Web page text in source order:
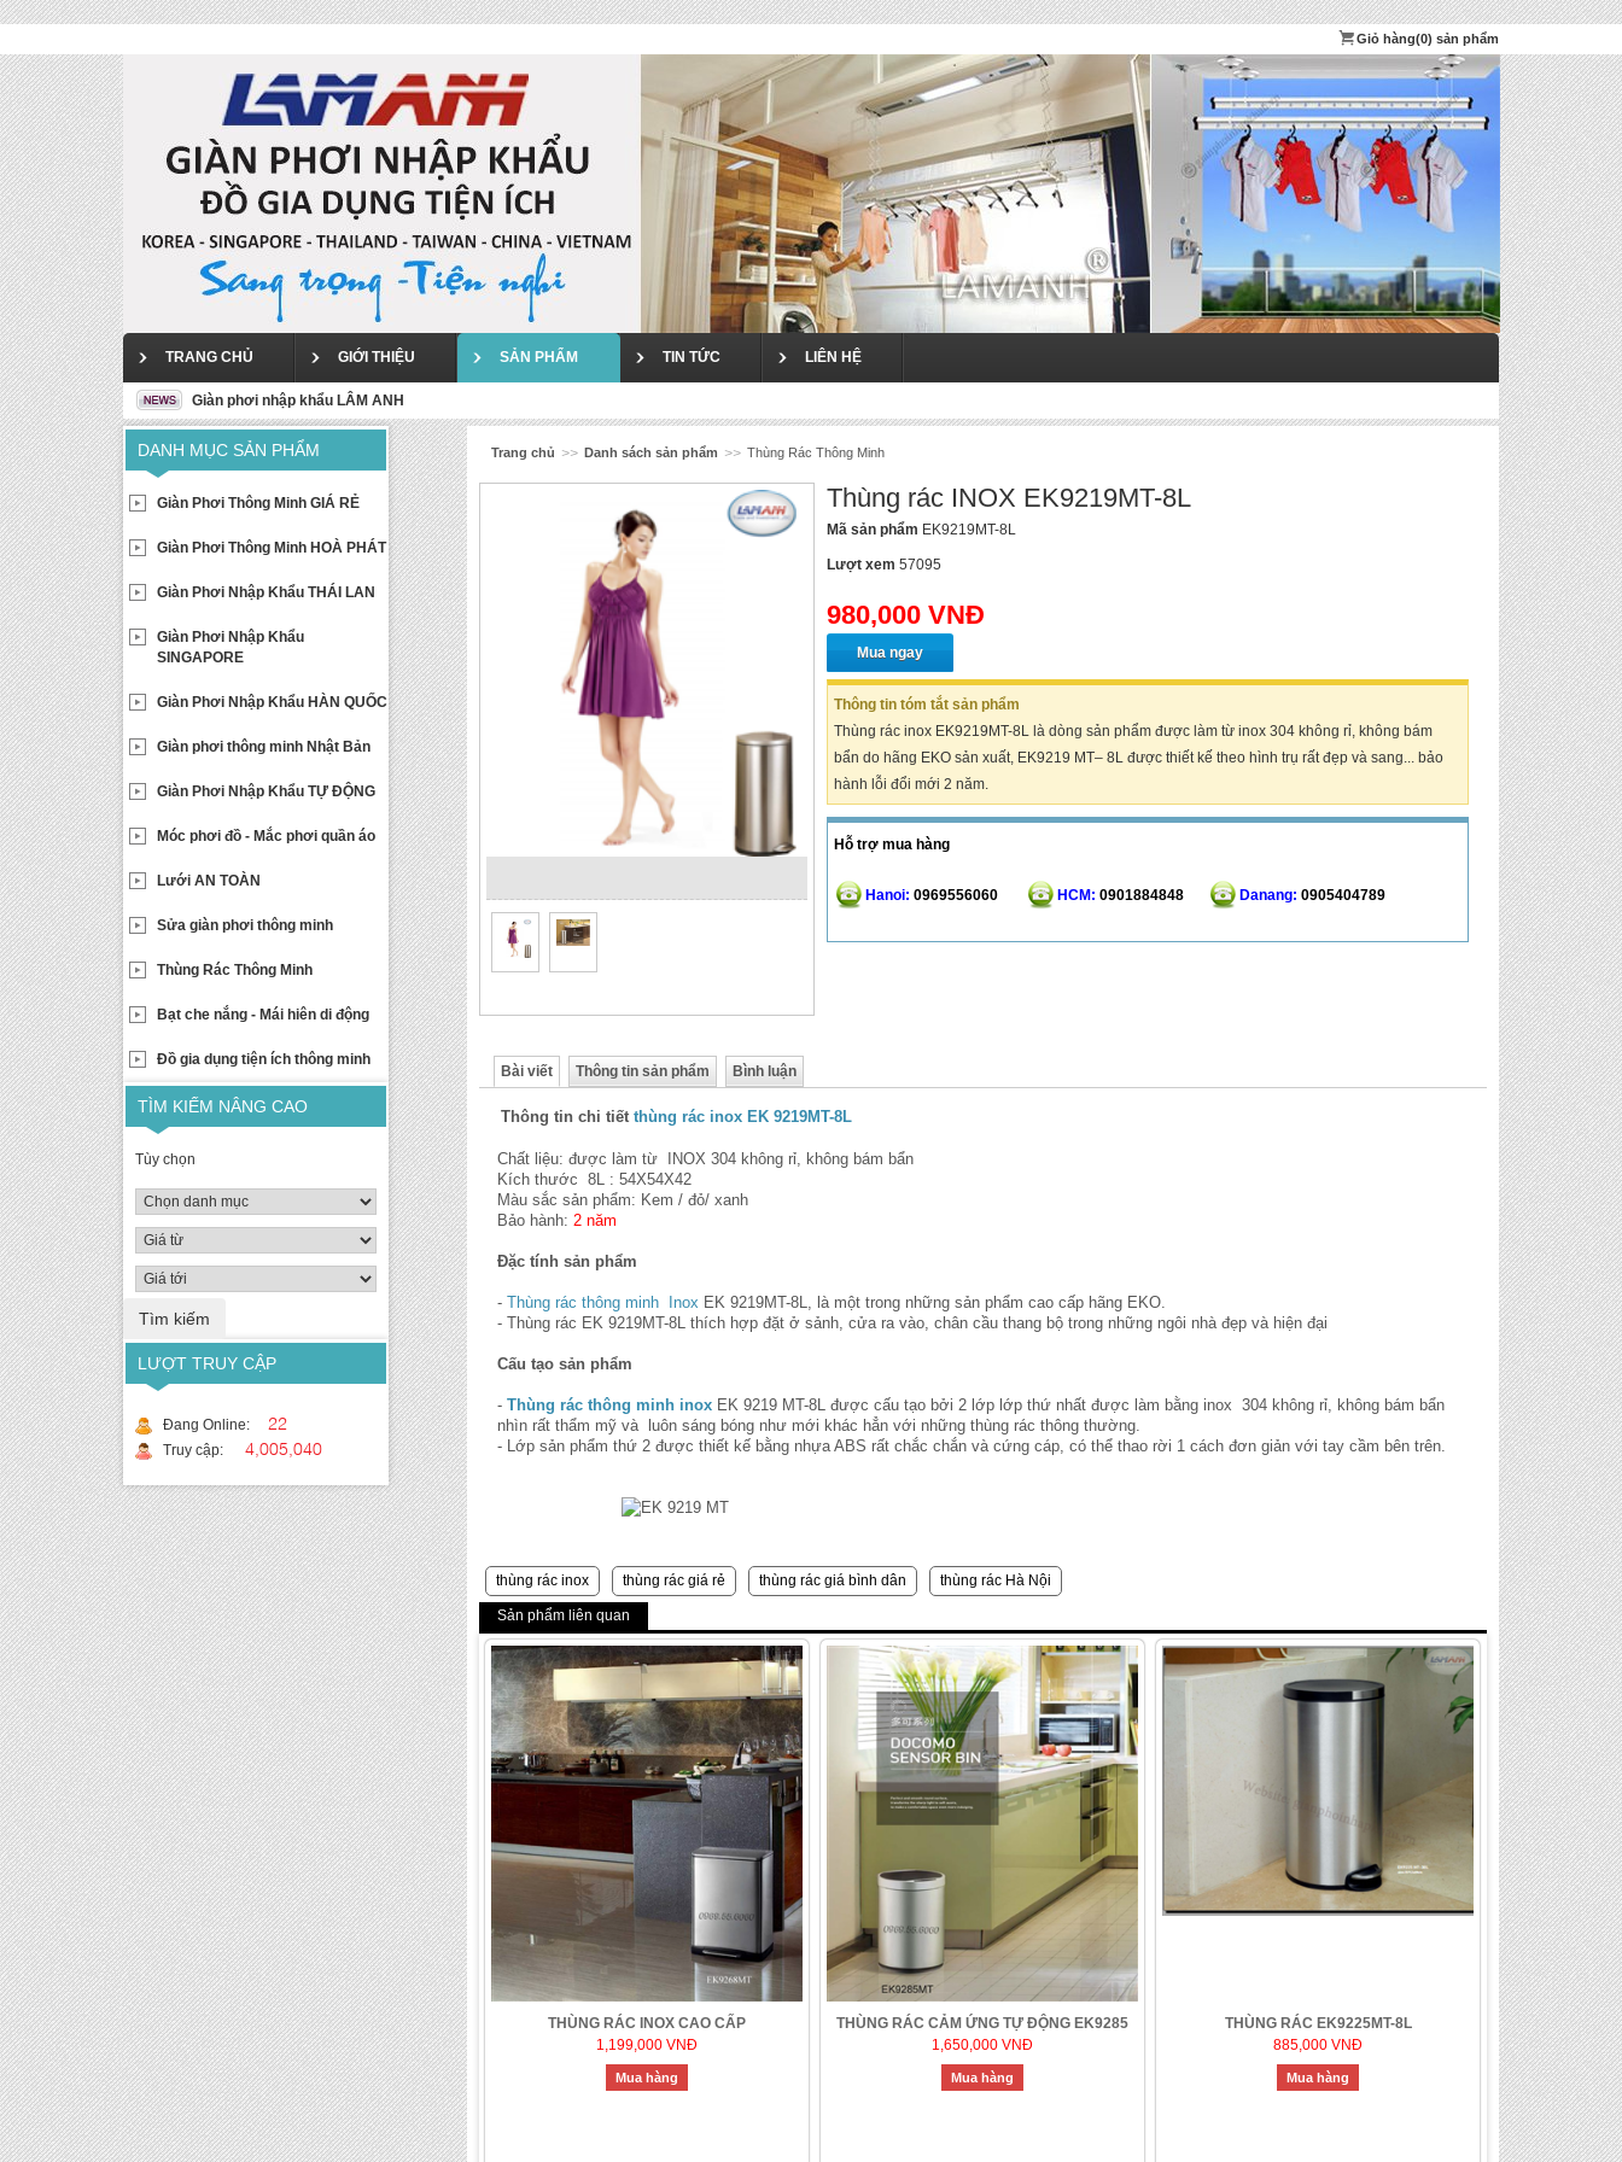
Giỏ hàng(0) sản phẩm
TRANG CHỦ
GIỚI THIỆU SẢN PHẨM TIN TỨC LIÊN HỆ
Giàn phơi nhập khẩu LÂM ANH
DANH MỤC SẢN PHẨM
Giàn Phơi Thông Minh GIÁ RẺ
Giàn Phơi Thông Minh HOÀ PHÁT
Giàn Phơi Nhập Khẩu THÁI LAN
Giàn Phơi Nhập Khẩu
SINGAPORE
Giàn Phơi Nhập Khẩu HÀN QUỐC
Giàn phơi thông minh Nhật Bản
Giàn Phơi Nhập Khẩu TỰ ĐỘNG
Móc phơi đồ - Mắc phơi quần áo
Lưới AN TOÀN
Sửa giàn phơi thông minh
Thùng Rác Thông Minh
Bạt che nắng - Mái hiên di động
Đồ gia dụng tiện ích thông minh
TÌM KIẾM NÂNG CAO
Tùy chọn
LƯỢT TRUY CẬP
Đang Online: 22
Truy cập: 4,005,040
Trang chủ >> Danh sách sản phẩm >> Thùng Rác Thông Minh
Thùng rác INOX EK9219MT-8L
Mã sản phẩm EK9219MT-8L
Lượt xem57095
980,000 VNĐ
Mua ngay
Thông tin tóm tắt sản phẩm
Thùng rác inox EK9219MT-8L là dòng sản phẩm được làm từ inox 304 không rỉ, không bám
bẩn do hãng EKO sản xuất, EK9219 MT– 8L được thiết kế theo hình trụ rất đẹp và sang... bảo
hành lỗi đổi mới 2 năm.
Hỗ trợ mua hàng
Hanoi: 0969556060 HCM: 0901884848 Danang: 0905404789
Bài viết Thông tin sản phẩm Bình luận
Thông tin chi tiết thùng rác inox EK 9219MT-8L
Chất liệu: được làm từ INOX 304 không rỉ, không bám bẩn
Kích thước 8L : 54X54X42
Màu sắc sản phẩm: Kem / đỏ/ xanh
Bảo hành: 2 năm
Đặc tính sản phẩm
- Thùng rác thông minh Inox EK 9219MT-8L, là một trong những sản phẩm cao cấp hãng EKO.
- Thùng rác EK 9219MT-8L thích hợp đặt ở sảnh, cửa ra vào, chân cầu thang bộ trong những ngôi nhà đẹp và hiện đại
Cấu tạo sản phẩm
- Thùng rác thông minh inox EK 9219 MT-8L được cấu tạo bởi 2 lớp lớp thứ nhất được làm bằng inox 304 không rỉ, không bám bẩn
nhìn rất thẩm mỹ và luôn sáng bóng như mới khác hẳn với những thùng rác thông thường.
- Lớp sản phẩm thứ 2 được thiết kế bằng nhựa ABS rất chắc chắn và cứng cáp, có thể thao rời 1 cách đơn giản với tay cầm bên trên.
thùng rác inox thùng rác giá rẻ thùng rác giá bình dân thùng rác Hà Nội
Sản phẩm liên quan
THÙNG RÁC INOX CAO CẤP
1,199,000 VNĐ
Mua hàng
THÙNG RÁC CẢM ỨNG TỰ ĐỘNG EK9285
1,650,000 VNĐ
Mua hàng
THÙNG RÁC EK9225MT-8L
885,000 VNĐ
Mua hàng